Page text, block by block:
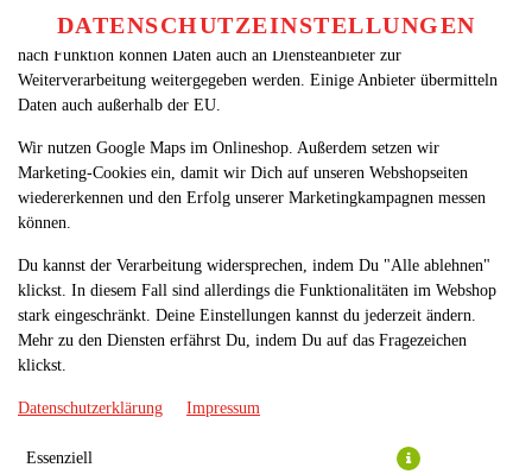
DE
SPRACHE ÄNDERN
LAMM MADRAS
DATENSCHUTZEINSTELLUNGEN
damit bei Deinem Besuch unseres Webshops auch alles funktioniert. Je
nach Funktion können Daten auch an Diensteanbieter zur
Weiterverarbeitung weitergegeben werden. Einige Anbieter übermitteln
Daten auch außerhalb der EU.
Wir nutzen Google Maps im Onlineshop. Außerdem setzen wir
Marketing-Cookies ein, damit wir Dich auf unseren Webshopseiten
wiedererkennen und den Erfolg unserer Marketingkampagnen messen
können.
Du kannst der Verarbeitung widersprechen, indem Du "Alle ablehnen"
klickst. In diesem Fall sind allerdings die Funktionalitäten im Webshop
stark eingeschränkt. Deine Einstellungen kannst du jederzeit ändern.
Mehr zu den Diensten erfährst Du, indem Du auf das Fragezeichen
klickst.
Datenschutzerklärung Impressum
Essenziell